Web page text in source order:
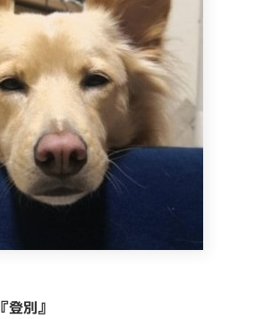
『登別』